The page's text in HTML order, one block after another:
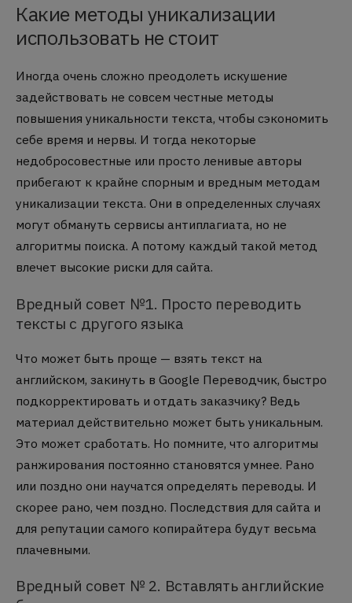
Какие методы уникализации
использовать не стоит
Иногда очень сложно преодолеть искушение
задействовать не совсем честные методы
повышения уникальности текста, чтобы сэкономить
себе время и нервы. И тогда некоторые
недобросовестные или просто ленивые авторы
прибегают к крайне спорным и вредным методам
уникализации текста. Они в определенных случаях
могут обмануть сервисы антиплагиата, но не
алгоритмы поиска. А потому каждый такой метод
влечет высокие риски для сайта.
Вредный совет №1. Просто переводить
тексты с другого языка
Что может быть проще — взять текст на
английском, закинуть в Google Переводчик, быстро
подкорректировать и отдать заказчику? Ведь
материал действительно может быть уникальным.
Это может сработать. Но помните, что алгоритмы
ранжирования постоянно становятся умнее. Рано
или поздно они научатся определять переводы. И
скорее рано, чем поздно. Последствия для сайта и
для репутации самого копирайтера будут весьма
плачевными.
Вредный совет № 2. Вставлять английские